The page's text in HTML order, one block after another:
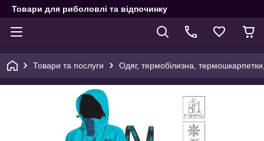
Товари для риболовлі та відпочинку
Товари та послуги Одяг, термобілизна,